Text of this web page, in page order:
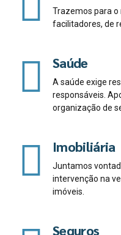
Trazemos para o
facilitadores, de
Saúde
A saúde exige
responsáveis.
organização de
Imobiliária
Juntamos
intervenção na
imóveis.
Seguros